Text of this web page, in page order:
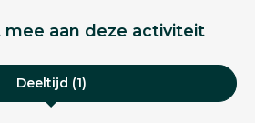
mee aan deze activiteit
Deeltijd (1)